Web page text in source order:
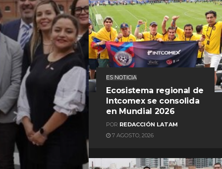
ES NOTICIA
Ecosistema regional de
Intcomex se consolida
en Mundial 2026
POR REDACCIÓN LATAM
7 AGOSTO, 2026